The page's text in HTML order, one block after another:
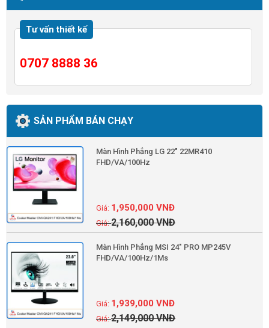
Tư vấn thiết kế
0707 8888 36
SẢN PHẨM BÁN CHẠY
Màn Hình Phẳng LG 22" 22MR410
FHD/VA/100Hz
2,160,000VNĐ
1,950,000VNĐ
Màn Hình Phẳng MSI 24" PRO MP245V
FHD/VA/100Hz/1Ms
2,149,000VNĐ
1,939,000VNĐ